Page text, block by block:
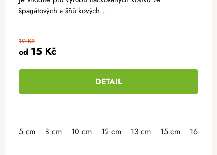
od 15 Kč
19 Kč
DETAIL
špagátových a šňůrkových...
5 cm 8 cm 10 cm 12 cm 13 cm 15 cm 16 cm